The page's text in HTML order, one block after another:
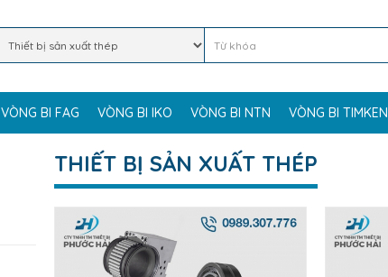
VÒNG BI FAG VÒNG BI IKO VÒNG BI NTN VÒNG BI TIMKEN
THIẾT BỊ SẢN XUẤT THÉP